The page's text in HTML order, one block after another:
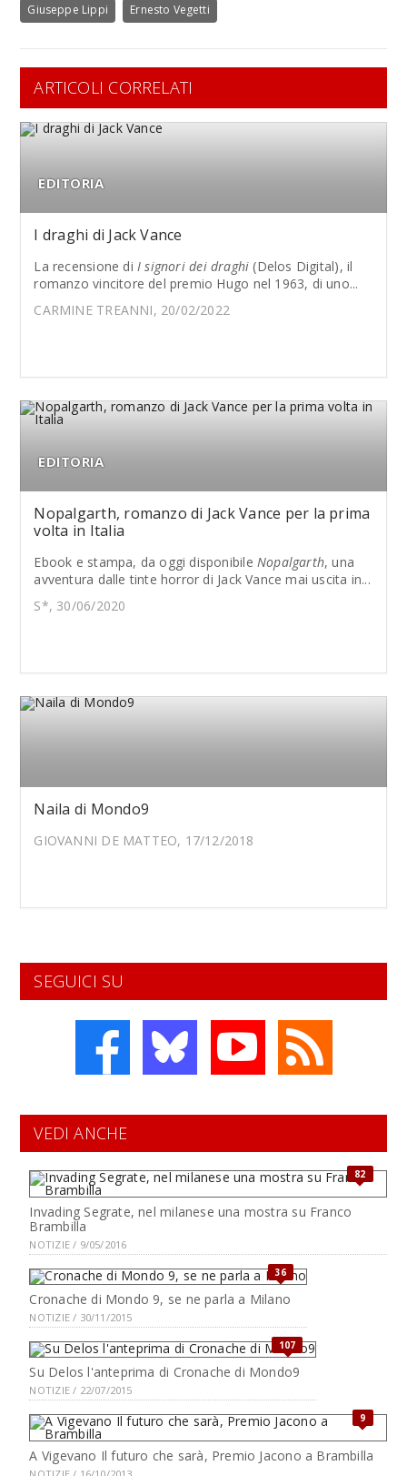
Giuseppe Lippi Ernesto Vegetti
ARTICOLI CORRELATI
EDITORIA
I draghi di Jack Vance
La recensione di I signori dei draghi (Delos Digital), il
romanzo vincitore del premio Hugo nel 1963, di uno...
CARMINE TREANNI, 20/02/2022
EDITORIA
Nopalgarth, romanzo di Jack Vance per la prima
volta in Italia
Ebook e stampa, da oggi disponibile Nopalgarth, una
avventura dalle tinte horror di Jack Vance mai uscita in...
S*, 30/06/2020
Naila di Mondo9
GIOVANNI DE MATTEO, 17/12/2018
SEGUICI SU
VEDI ANCHE
82
Invading Segrate, nel milanese una mostra su Franco
Brambilla
NOTIZIE / 9/05/2016
36
Cronache di Mondo 9, se ne parla a Milano
NOTIZIE / 30/11/2015
107
Su Delos l'anteprima di Cronache di Mondo9
NOTIZIE / 22/07/2015
9
A Vigevano Il futuro che sarà, Premio Jacono a Brambilla
NOTIZIE / 16/10/2013